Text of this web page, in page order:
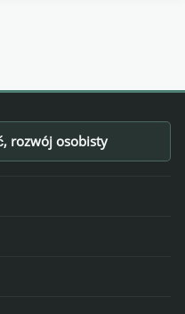
rozwój osobisty